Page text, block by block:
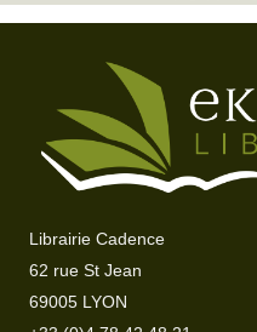
Librairie Cadence
62 rue St Jean
69005 LYON